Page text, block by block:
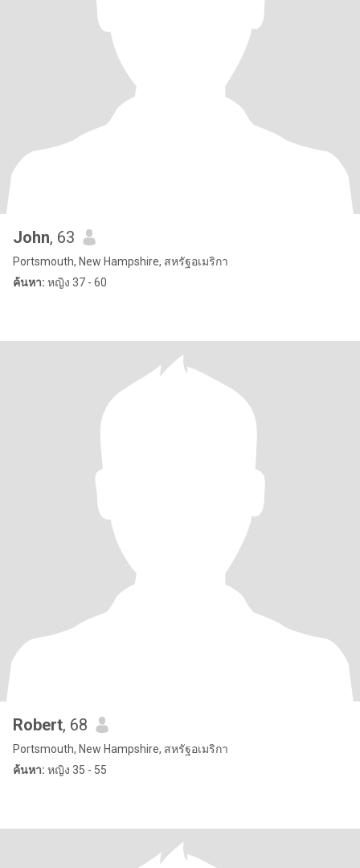
John, 63
Portsmouth, New Hampshire, สหรัฐอเมริกา
ค้นหา: หญิง 37 - 60
Robert, 68
Portsmouth, New Hampshire, สหรัฐอเมริกา
ค้นหา: หญิง 35 - 55